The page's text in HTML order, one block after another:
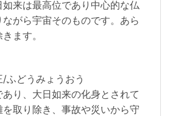
来は最高位であり中心的な仏
がら宇宙そのものです。あら
ます。
どうみょうおう
り、大日如来の化身とされて
取り除き、事故や災いから守